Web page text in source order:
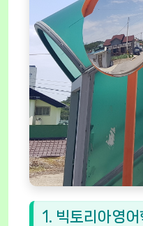
1. 빅토리아영어